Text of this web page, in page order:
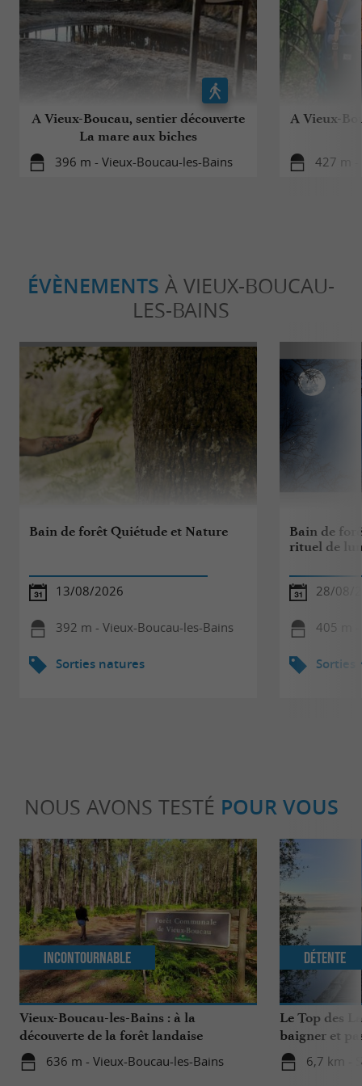
A Vieux-Boucau, sentier découverte
La mare aux biches
396 m - Vieux-Boucau-les-Bains
A Vieux-
427 m -
ÉVÈNEMENTS À VIEUX-BOUCAU-
LES-BAINS
Bain de forêt Quiétude et Nature
13/08/2026
392 m - Vieux-Boucau-les-Bains
Sorties natures
Bain de
rituel de
28/08/
405 m -
Sorties
NOUS AVONS TESTÉ POUR VOUS
Vieux-Boucau-les-Bains : à la
découverte de la forêt landaise
636 m - Vieux-Boucau-les-Bains
Incontournable
Le Top des
baigner et
famille
6,7 km -
Détente